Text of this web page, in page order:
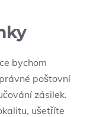
bychom
poštovní
zásilek.
ušetříte